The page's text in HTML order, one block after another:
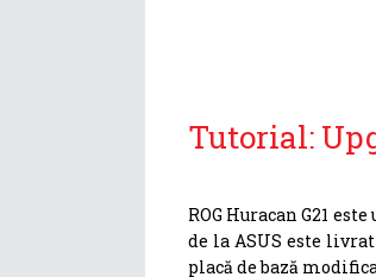
Tutorial:
ROG Huracan G21
de la ASUS este
placă de bază